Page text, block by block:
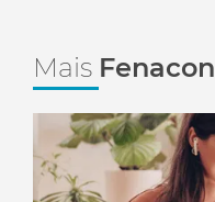
Mais Fenacon